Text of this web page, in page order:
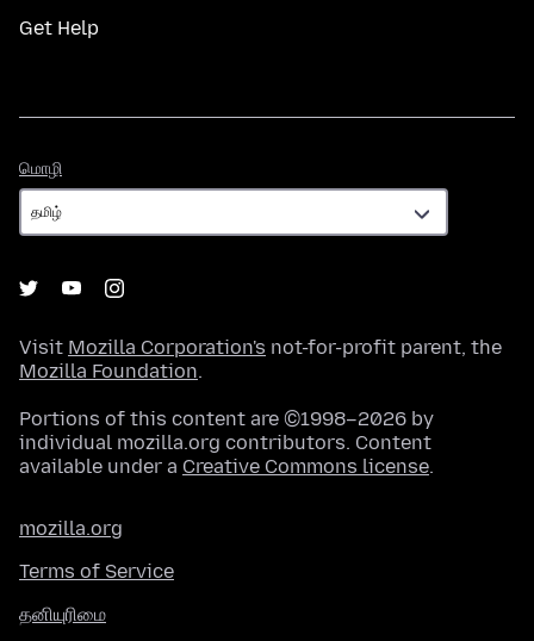
Get Help
மொழி
Visit Mozilla Corporation's not-for-profit parent, the
Mozilla Foundation.
Portions of this content are ©1998–2026 by
individual mozilla.org contributors. Content
available under a Creative Commons license.
mozilla.org
Terms of Service
தனியுரிமை